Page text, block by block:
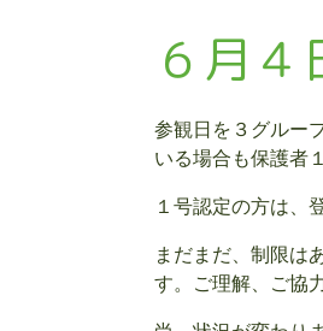
６月
参観日を３グルー
いる場合も保護者
１号認定の方は、
まだまだ、制限は
す。ご理解、ご協